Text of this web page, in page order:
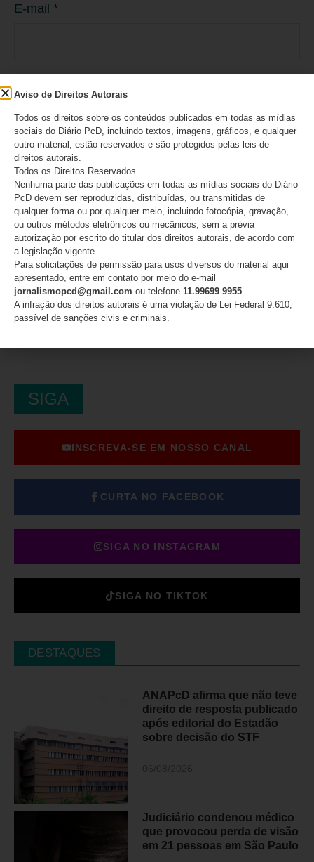
E-mail *
Salvar meus dados neste navegador para a
próxima vez que eu comentar.
SIGA
INSCREVA-SE EM NOSSO CANAL
CURTA NO FACEBOOK
SIGA NO INSTAGRAM
SIGA NO TIKTOK
DESTAQUES
ANAPcD afirma que não teve
direito de resposta publicado
após editorial do Estadão
sobre decisão do STF
Judiciário condenou médico
que provocou perda de visão
em 21 pessoas em São Paulo
Aviso de Direitos Autorais
Todos os direitos sobre os conteúdos publicados em todas as mídias
sociais do Diário PcD, incluindo textos, imagens, gráficos, e qualquer
outro material, estão reservados e são protegidos pelas leis de
direitos autorais.
Todos os Direitos Reservados.
Nenhuma parte das publicações em todas as mídias sociais do Diário
PcD devem ser reproduzidas, distribuídas, ou transmitidas de
qualquer forma ou por qualquer meio, incluindo fotocópia, gravação,
ou outros métodos eletrônicos ou mecânicos, sem a prévia
autorização por escrito do titular dos direitos autorais, de acordo com
a legislação vigente.
Para solicitações de permissão para usos diversos do material aqui
apresentado, entre em contato por meio do e-mail
jornalismopcd@gmail.com ou telefone 11.99699 9955.
A infração dos direitos autorais é uma violação de Lei Federal 9.610,
passível de sanções civis e criminais.